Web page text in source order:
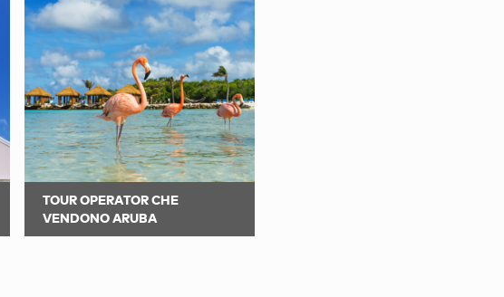
TOUR OPERATOR CHE
VENDONO ARUBA